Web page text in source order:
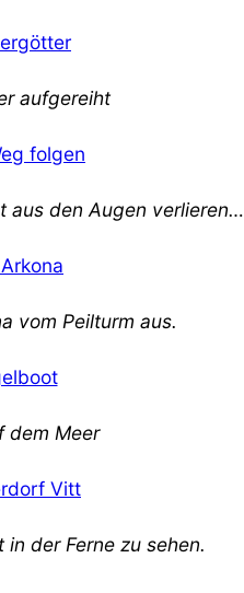
aufgereiht
aus den Augen verlieren…
vom Peilturm aus.
dem Meer
der Ferne zu sehen.